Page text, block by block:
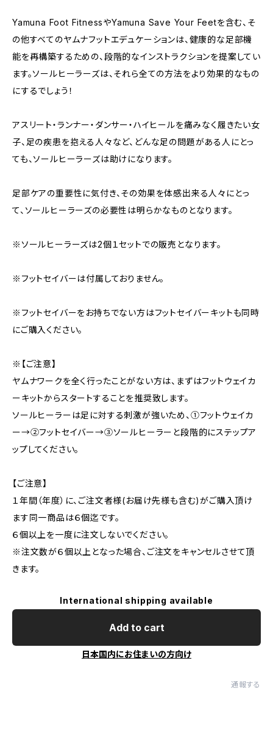
Yamuna Foot FitnessやYamuna Save Your Feetを含む、そ
の他すべてのヤムナフットエデュケーションは、健康的な足部機
能を再構築するための、段階的なインストラクションを提案してい
ます。ソールヒーラーズは、それら全ての方法をより効果的なもの
にするでしょう！
アスリート・ランナー・ダンサー・ハイヒールを痛みなく履きたい女
子、足の疾患を抱える人々など、どんな足の問題がある人にとっ
ても、ソールヒーラーズは助けになります。
足部ケアの重要性に気付き、その効果を体感出来る人々にとっ
て、ソールヒーラーズの必要性は明らかなものとなります。
※ソールヒーラーズは2個１セットでの販売となります。
※フットセイバーは付属しておりません。
※フットセイバーをお持ちでない方はフットセイバーキットも同時
にご購入ください。
※【ご注意】
ヤムナワークを全く行ったことがない方は、まずはフットウェイカ
ーキットからスタートすることを推奨致します。
ソールヒーラーは足に対する刺激が強いため、①フットウェイカ
ー→②フットセイバー→③ソールヒーラーと段階的にステップア
ップしてください。
【ご注意】
１年間（年度）に、ご注文者様(お届け先様も含む)がご購入頂け
ます同一商品は６個迄です。
６個以上を一度に注文しないでください。
※注文数が６個以上となった場合、ご注文をキャンセルさせて頂
きます。
International shipping available
Add to cart
日本国内にお住まいの方向け
通報する